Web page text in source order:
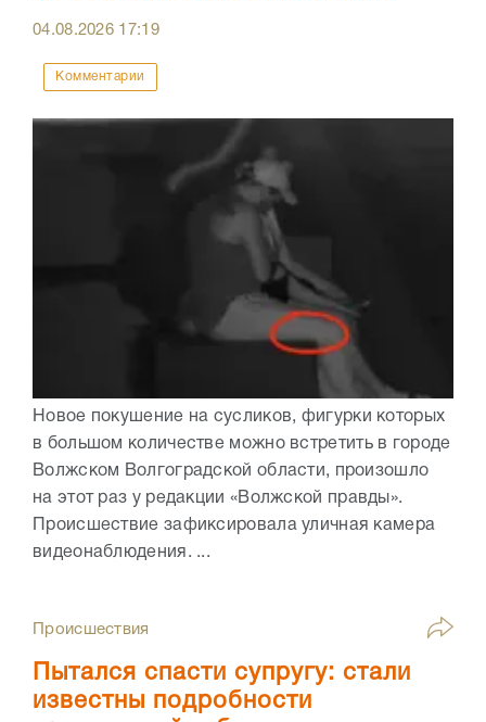
04.08.2026 17:19
Комментарии
Новое покушение на сусликов, фигурки которых
в большом количестве можно встретить в городе
Волжском Волгоградской области, произошло
на этот раз у редакции «Волжской правды».
Происшествие зафиксировала уличная камера
видеонаблюдения. ...
Происшествия
Пытался спасти супругу: стали
известны подробности